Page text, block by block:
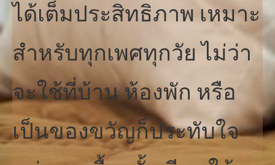
ได้เต็มประสิทธิภาพ เหมาะ
สำหรับทุกเพศทุกวัย ไม่ว่า
จะใช้ที่บ้าน ห้องพัก หรือ
เป็นของขวัญก็ประทับใจ